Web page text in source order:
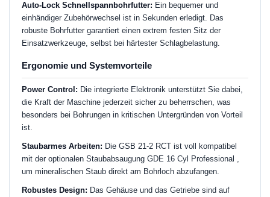
Auto-Lock Schnellspannbohrfutter: Ein bequemer und
einhändiger Zubehörwechsel ist in Sekunden erledigt. Das
robuste Bohrfutter garantiert einen extrem festen Sitz der
Einsatzwerkzeuge, selbst bei härtester Schlagbelastung.
Ergonomie und Systemvorteile
Power Control: Die integrierte Elektronik unterstützt Sie dabei,
die Kraft der Maschine jederzeit sicher zu beherrschen, was
besonders bei Bohrungen in kritischen Untergründen von Vorteil
ist.
Staubarmes Arbeiten: Die GSB 21-2 RCT ist voll kompatibel
mit der optionalen Staubabsaugung GDE 16 Cyl Professional ,
um mineralischen Staub direkt am Bohrloch abzufangen.
Robustes Design: Das Gehäuse und das Getriebe sind auf